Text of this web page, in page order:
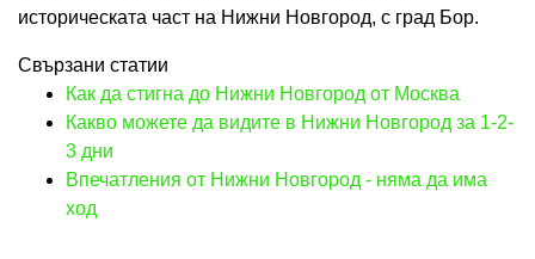
историческата част на Нижни Новгород, с град Бор.
Свързани статии
Как да стигна до Нижни Новгород от Москва
Какво можете да видите в Нижни Новгород за 1-2-
3 дни
Впечатления от Нижни Новгород - няма да има
ход